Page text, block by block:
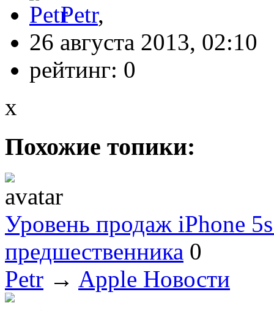
Petr,
26 августа 2013, 02:10
рейтинг: 0
x
Похожие топики:
Уровень продаж iPhone
предшественника 0
Petr → Apple Новости